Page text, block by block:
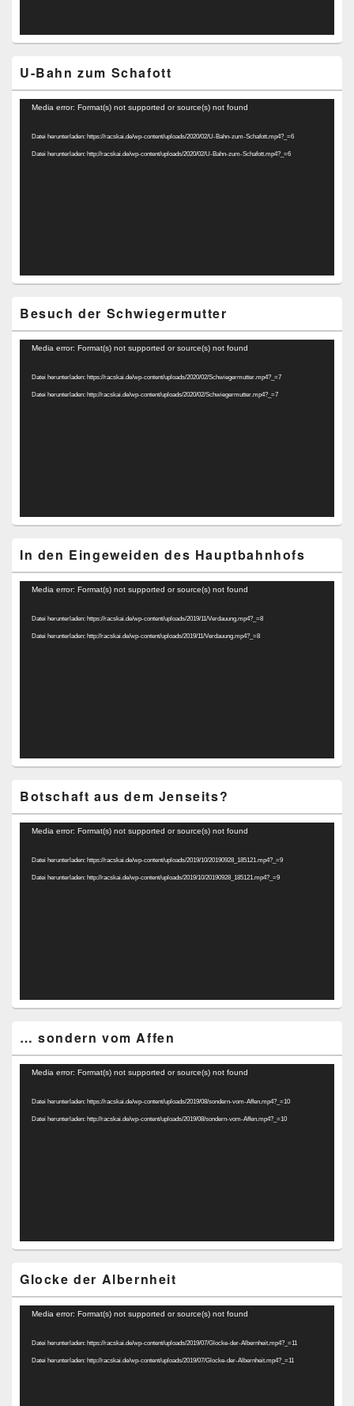
U-Bahn zum Schafott
Video-
Media error: Format(s) not supported or source(s) not found
Datei herunterladen: https://racskai.de/wp-content/uploads/2020/02/U-Bahn-zum-Schafott.mp4?_=6
Datei herunterladen: http://racskai.de/wp-content/uploads/2020/02/U-Bahn-zum-Schafott.mp4?_=6
Besuch der Schwiegermutter
Video-
Media error: Format(s) not supported or source(s) not found
Datei herunterladen: https://racskai.de/wp-content/uploads/2020/02/Schwiegermutter.mp4?_=7
Datei herunterladen: http://racskai.de/wp-content/uploads/2020/02/Schwiegermutter.mp4?_=7
In den Eingeweiden des Hauptbahnhofs
Video-
Media error: Format(s) not supported or source(s) not found
Datei herunterladen: https://racskai.de/wp-content/uploads/2019/11/Verdauung.mp4?_=8
Datei herunterladen: http://racskai.de/wp-content/uploads/2019/11/Verdauung.mp4?_=8
Botschaft aus dem Jenseits?
Video-
Media error: Format(s) not supported or source(s) not found
Datei herunterladen: https://racskai.de/wp-content/uploads/2019/10/20190928_185121.mp4?_=9
Datei herunterladen: http://racskai.de/wp-content/uploads/2019/10/20190928_185121.mp4?_=9
… sondern vom Affen
Video-
Media error: Format(s) not supported or source(s) not found
Datei herunterladen: https://racskai.de/wp-content/uploads/2019/08/sondern-vom-Affen.mp4?_=10
Datei herunterladen: http://racskai.de/wp-content/uploads/2019/08/sondern-vom-Affen.mp4?_=10
Glocke der Albernheit
Video-
Media error: Format(s) not supported or source(s) not found
Datei herunterladen: https://racskai.de/wp-content/uploads/2019/07/Glocke-der-Albernheit.mp4?_=11
Datei herunterladen: http://racskai.de/wp-content/uploads/2019/07/Glocke-der-Albernheit.mp4?_=11